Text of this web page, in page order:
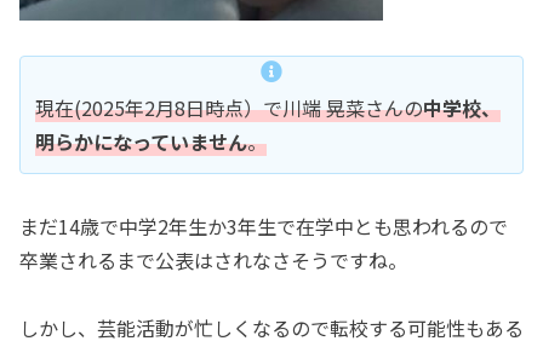
現在(2025年2月8日時点）で川端 晃菜さんの中学校、
明らかになっていません。
まだ14歳で中学2年生か3年生で在学中とも思われるので
卒業されるまで公表はされなさそうですね。
しかし、芸能活動が忙しくなるので転校する可能性もある